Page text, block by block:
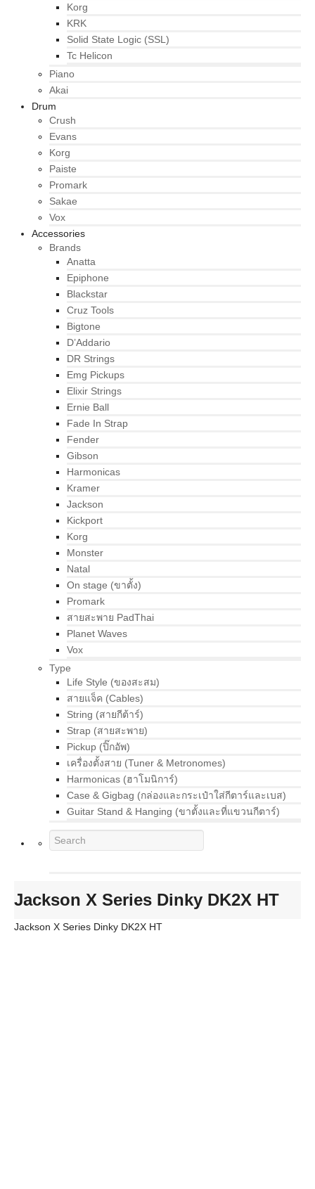
Korg
KRK
Solid State Logic (SSL)
Tc Helicon
Piano
Akai
Drum
Crush
Evans
Korg
Paiste
Promark
Sakae
Vox
Accessories
Brands
Anatta
Epiphone
Blackstar
Cruz Tools
Bigtone
D’Addario
DR Strings
Emg Pickups
Elixir Strings
Ernie Ball
Fade In Strap
Fender
Gibson
Harmonicas
Kramer
Jackson
Kickport
Korg
Monster
Natal
On stage (ขาตั้ง)
Promark
สายสะพาย PadThai
Planet Waves
Vox
Type
Life Style (ของสะสม)
สายแจ็ค (Cables)
String (สายกีต้าร์)
Strap (สายสะพาย)
Pickup (ปิ๊กอัพ)
เครื่องตั้งสาย (Tuner & Metronomes)
Harmonicas (ฮาโมนิการ์)
Case & Gigbag (กล่องและกระเป๋าใส่กีตาร์และเบส)
Guitar Stand & Hanging (ขาตั้งและที่แขวนกีตาร์)
Jackson X Series Dinky DK2X HT
Jackson X Series Dinky DK2X HT